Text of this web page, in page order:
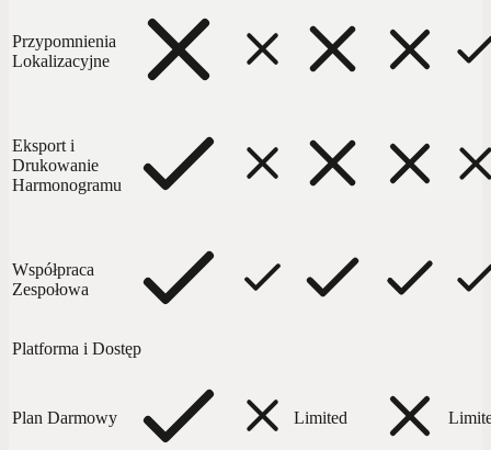
Przypomnienia
Lokalizacyjne
Eksport i
Drukowanie
Harmonogramu
Współpraca
Zespołowa
Platforma i Dostęp
Plan Darmowy Limited